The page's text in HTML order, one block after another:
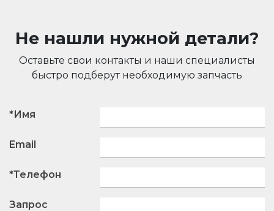
Не нашли нужной детали?
Оставьте свои контакты и наши специалисты
быстро подберут необходимую запчасть
*Имя
Email
*Телефон
Запрос